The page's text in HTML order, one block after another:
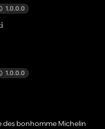
1.0.0.0
1.0.0.0
des bonhomme Michelin